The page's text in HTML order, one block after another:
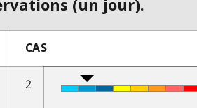
(un jour).
CAS
2